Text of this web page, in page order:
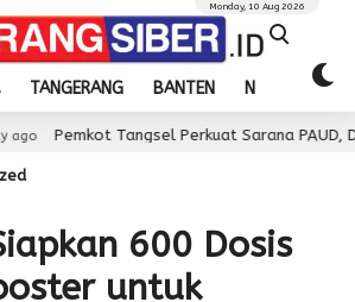
TANGERANG BANTEN NASIONAL
Monday, 10 Aug 2026
Tangsel Perkuat Sarana PAUD, Dorong
600 Dosis
untuk